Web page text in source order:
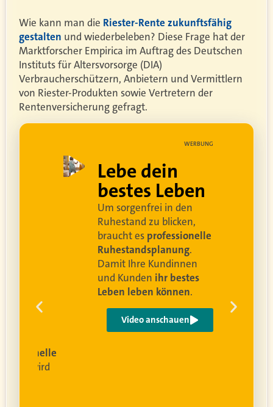
Wie kann man die Riester-Rente zukunftsfähig
gestalten und wiederbeleben? Diese Frage hat der
Marktforscher Empirica im Auftrag des Deutschen
Instituts für Altersvorsorge (DIA)
Verbraucherschützern, Anbietern und Vermittlern
von Riester-Produkten sowie Vertretern der
Rentenversicherung gefragt.
wird
WERBUNG
Lebe dein
bestes Leben
Um sorgenfrei in den
Ruhestand zu blicken,
braucht es professionelle
Ruhestandsplanung.
Damit Ihre Kundinnen
und Kunden ihr bestes
Leben leben können.
Video anschauen